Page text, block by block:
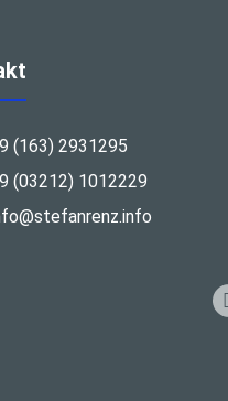
(163) 2931295
(03212) 1012229